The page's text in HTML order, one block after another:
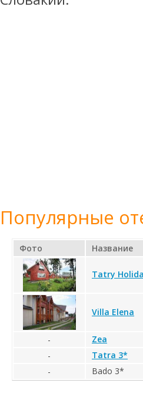
Популярные
Фото Название
Tatry
Villa Elena
-
Zea
-
Tatra 3*
-
Bado 3*